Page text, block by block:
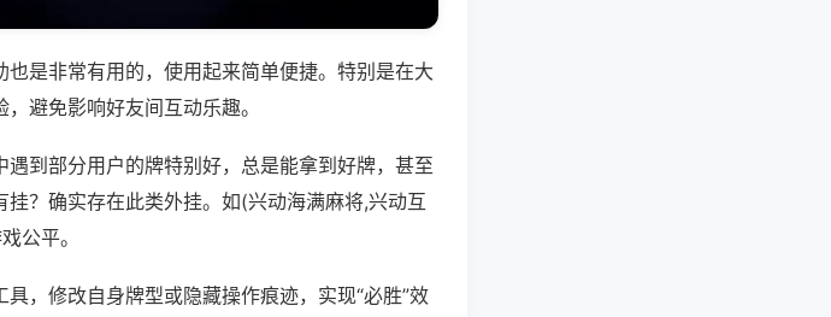
是非常有用的，使用起来简单便捷。特别是在大
避免影响好友间互动乐趣。
到部分用户的牌特别好，总是能拿到好牌，甚至
？确实存在此类外挂。如(兴动海满麻将,兴动互
公平。
，修改自身牌型或隐藏操作痕迹，实现“必胜”效